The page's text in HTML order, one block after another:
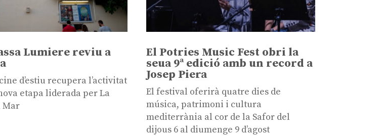
Lumiere reviu a
d’estiu recupera l’activitat
etapa liderada per La
Mar
El Potries Music Fest obri la
seua 9ª edició amb un record a
Josep Piera
El festival oferirà quatre dies de
música, patrimoni i cultura
mediterrània al cor de la Safor del
dijous 6 al diumenge 9 d’agost